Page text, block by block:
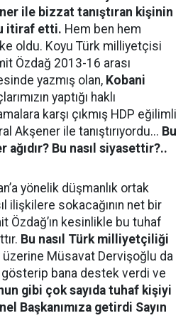
ile bizzat tanıştıran kişinin
itiraf etti. Hem ben hem
oldu. Koyu Türk milliyetçisi
Özdağ 2013-16 arası
yazmış olan, Kobani
yaptığı haklı
karşı çıkmış HDP eğilimli
Akşener ile tanıştırıyordu... Bu
ağıdır? Bu nasıl siyasettir?..
yönelik düşmanlık ortak
ilişkilere sokacağının net bir
Özdağ’ın kesinlikle bu tuhaf
Bu nasıl Türk milliyetçiliği
üzerine Müsavat Dervişoğlu da
gösterip bana destek verdi ve
gibi çok sayıda tuhaf kişiyi
Başkanımıza getirdi Sayın